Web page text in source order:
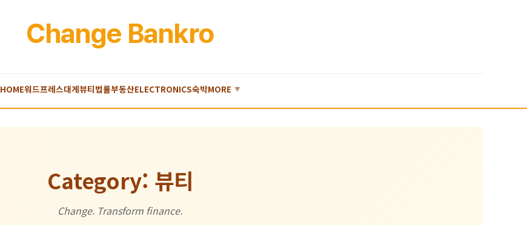
Change Bankro
HOME워드프레스대게뷰티법률부동산ELECTRONICS숙박MORE ▼
Category: 뷰티
Change. Transform finance.